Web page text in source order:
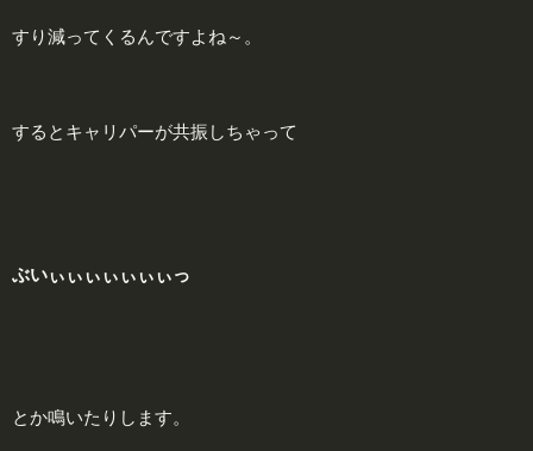
すり減ってくるんですよね～。
するとキャリパーが共振しちゃって
ぶいぃぃぃぃぃぃぃっ
とか鳴いたりします。